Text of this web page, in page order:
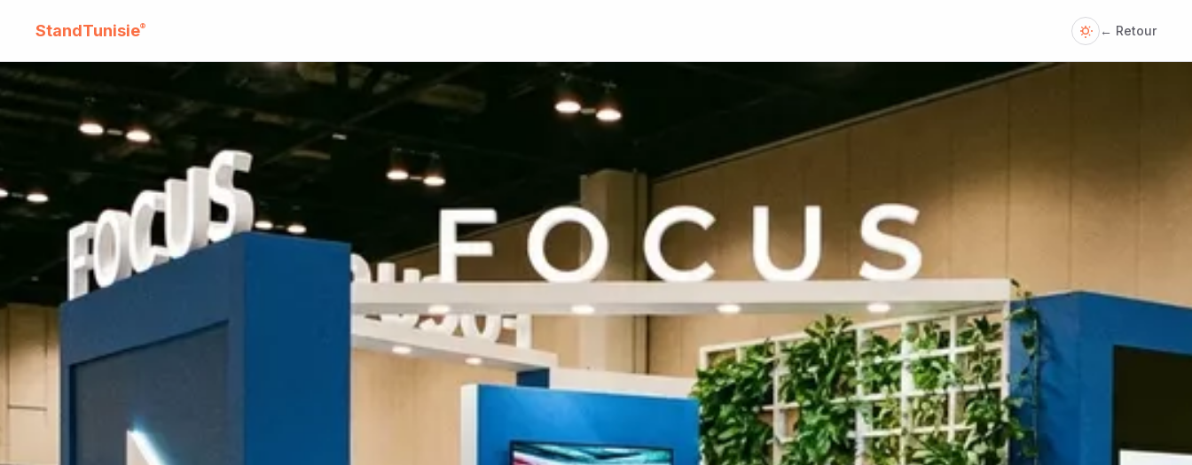
StandTunisie® ← Retour